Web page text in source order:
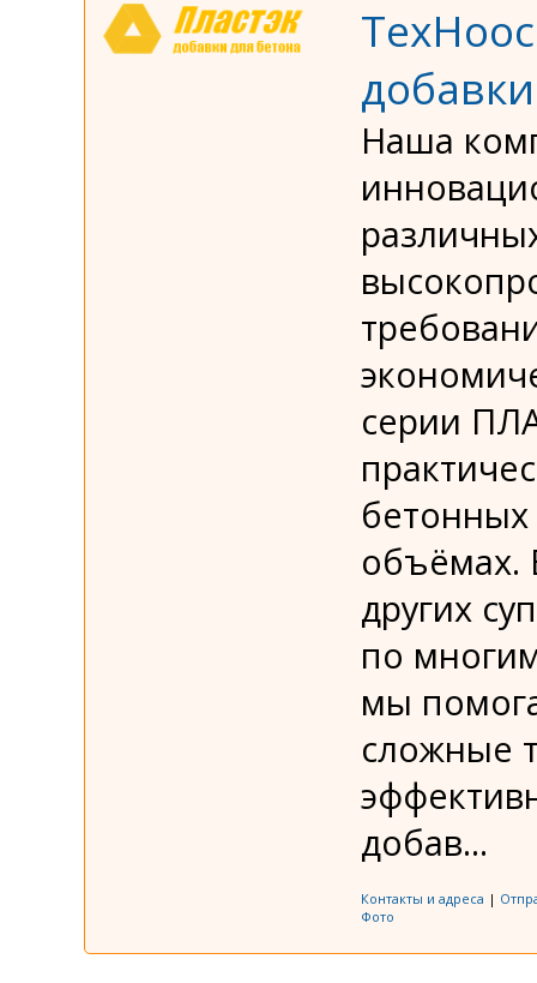
Наша
серии
объёмах.
других
по
мы
сложные
добав...
Контакты и адреса |
Фото